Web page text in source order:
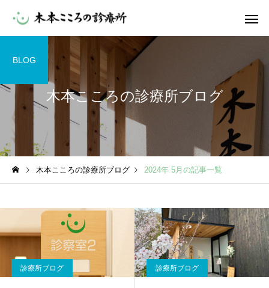
木本こころの診療所ブログ
BLOG
木本こころの診療所ブログ 2024年 5月の記事一覧
診療所ブログ 診療所ブログ